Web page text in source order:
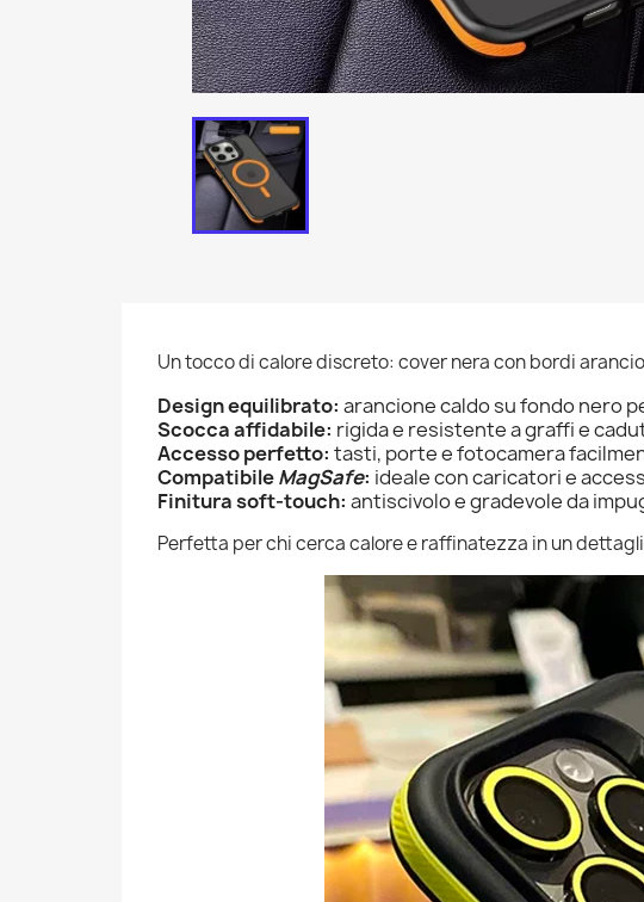
Un tocco di calore discreto: cover nera con bordi
Design equilibrato: arancione caldo su fondo nero
Scocca affidabile: rigida e resistente a graffi e
Accesso perfetto: tasti, porte e fotocamera
CompatibileMagSafe: ideale con caricatori e
Finitura soft-touch: antiscivolo e gradevole da
Perfetta per chi cerca calore e raffinatezza in un